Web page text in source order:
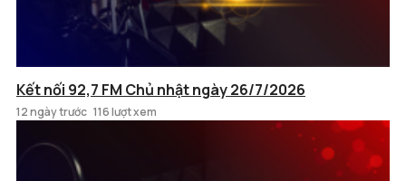
Kết nối 92,7 FM Chủ nhật ngày 26/7/2026
12 ngày trước 116 lượt xem